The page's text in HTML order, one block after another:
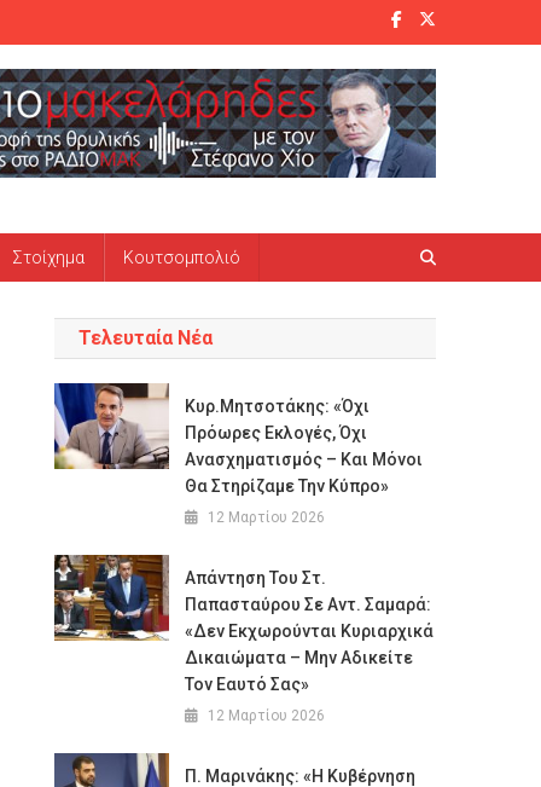
Στοίχημα Κουτσομπολιό
Τελευταία Νέα
Κυρ.Μητσοτάκης: «Όχι
Πρόωρες Εκλογές, Όχι
Ανασχηματισμός – Και Μόνοι
Θα Στηρίζαμε Την Κύπρο»
12 Μαρτίου 2026
Απάντηση Του Στ.
Παπασταύρου Σε Αντ. Σαμαρά:
«Δεν Εκχωρούνται Κυριαρχικά
Δικαιώματα – Μην Αδικείτε
Τον Εαυτό Σας»
12 Μαρτίου 2026
Π. Μαρινάκης: «Η Κυβέρνηση